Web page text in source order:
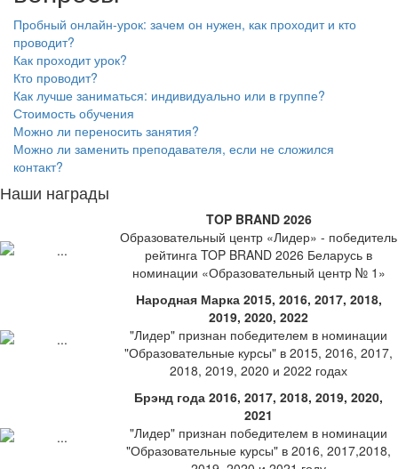
Пробный онлайн-урок: зачем он нужен, как проходит и кто
проводит?
Как проходит урок?
Кто проводит?
Как лучше заниматься: индивидуально или в группе?
Стоимость обучения
Можно ли переносить занятия?
Можно ли заменить преподавателя, если не сложился
контакт?
Наши награды
TOP BRAND 2026
Образовательный центр «Лидер» - победитель
рейтинга TOP BRAND 2026 Беларусь в
номинации «Образовательный центр № 1»
Народная Марка 2015, 2016, 2017, 2018,
2019, 2020, 2022
"Лидер" признан победителем в номинации
"Образовательные курсы" в 2015, 2016, 2017,
2018, 2019, 2020 и 2022 годах
Брэнд года 2016, 2017, 2018, 2019, 2020,
2021
"Лидер" признан победителем в номинации
"Образовательные курсы" в 2016, 2017,2018,